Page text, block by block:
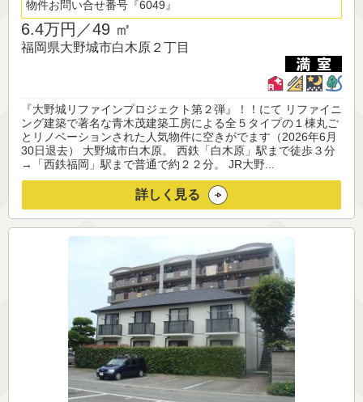
物件お問い合せ番号 6049
6.4万円／49 ㎡
福岡県大野城市白木原２丁目
『大野城リファインプロジェクト第２弾』！！にて リファイニ
ング建築で著名な青木茂建築工房による全５タイプの１棟丸ご
とリノベーションされた人気物件に空きがでます（2026年6月
30日退去） 大野城市白木原。 西鉄「白木原」駅まで徒歩３分
→「西鉄福岡」駅まで普通で約２２分。 JR大野...
詳しく見る